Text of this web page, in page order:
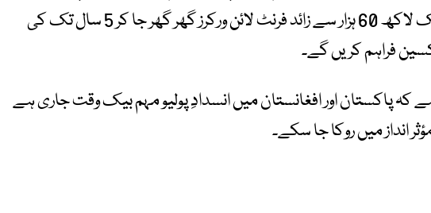
مقرر کیا گیا ہے، جبکہ ایک لاکھ 60 ہزار سے زائد فرنٹ لائن ورکرز گھر گھر جا کر 5 سال تک کی
فراہم کریں گے۔
کہ پاکستان اور افغانستان میں انسدادِ پولیو مہم بیک وقت جاری ہے
انداز میں روکا جا سکے۔